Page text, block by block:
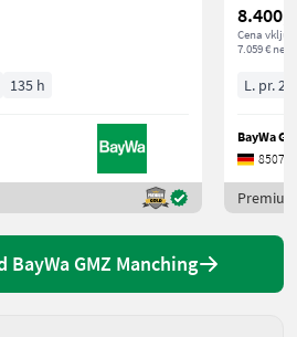
135 h
Cena
7.059 € neto
L. pr.
BayWa
85077
BayWa GMZ Manching